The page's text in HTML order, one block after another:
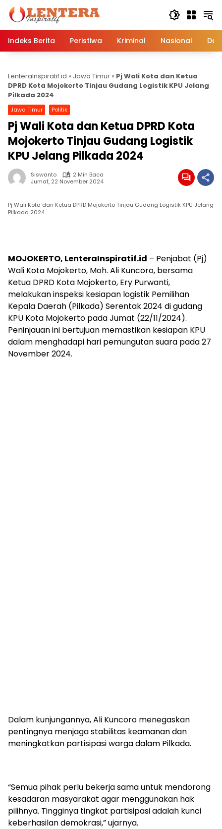
Langsung
konten
Indeks Berita
Peristiwa Kriminal Nasional
LenteraInspiratif.id » Jawa Timur » Pj Wali Kota dan Ketua
DPRD Kota Mojokerto Tinjau Gudang Logistik KPU Jelang
Pilkada 2024
Jawa Timur Politik
Pj Wali Kota dan Ketua DPRD Kota
Mojokerto Tinjau Gudang Logistik
KPU Jelang Pilkada 2024
Siswanto
2 Min Baca
Jumat, 22 November 2024
Pj Wali Kota dan Ketua DPRD Mojokerto Tinjau Gudang Logistik KPU Jelang
Pilkada 2024
MOJOKERTO, LenteraInspiratif.id – Penjabat (Pj)
Wali Kota Mojokerto, Moh. Ali Kuncoro, bersama
Ketua DPRD Kota Mojokerto, Ery Purwanti,
melakukan inspeksi kesiapan logistik Pemilihan
Kepala Daerah (Pilkada) Serentak 2024 di gudang
KPU Kota Mojokerto pada Jumat (22/11/2024).
Peninjauan ini bertujuan memastikan kesiapan KPU
dalam menghadapi hari pemungutan suara pada 27
November 2024.
Dalam kunjungannya, Ali Kuncoro menegaskan
pentingnya menjaga stabilitas keamanan dan
meningkatkan partisipasi warga dalam Pilkada.
“Semua pihak perlu bekerja sama untuk mendorong
kesadaran masyarakat agar menggunakan hak
pilihnya. Tingginya tingkat partisipasi adalah kunci
keberhasilan demokrasi,” ujarnya.